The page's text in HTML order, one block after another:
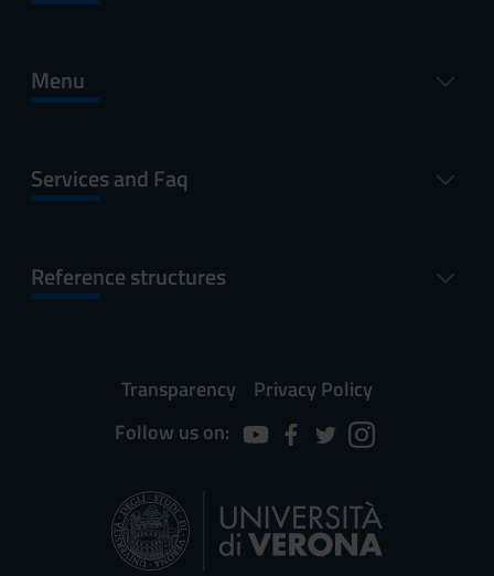
Menu
Services and Faq
Reference structures
Transparency
Privacy Policy
Follow us on: